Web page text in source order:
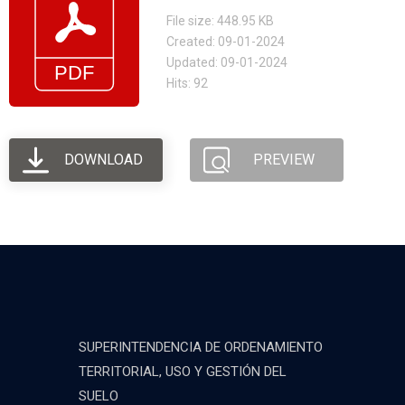
File size: 448.95 KB
Created: 09-01-2024
Updated: 09-01-2024
Hits: 92
DOWNLOAD PREVIEW
SUPERINTENDENCIA DE ORDENAMIENTO
TERRITORIAL, USO Y GESTIÓN DEL
SUELO